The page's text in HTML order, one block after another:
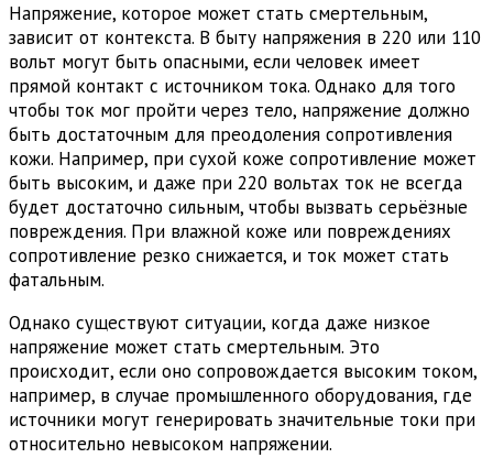
Напряжение, которое может стать смертельным,
зависит от контекста. В быту напряжения в 220 или 110
вольт могут быть опасными, если человек имеет
прямой контакт с источником тока. Однако для того
чтобы ток мог пройти через тело, напряжение должно
быть достаточным для преодоления сопротивления
кожи. Например, при сухой коже сопротивление может
быть высоким, и даже при 220 вольтах ток не всегда
будет достаточно сильным, чтобы вызвать серьёзные
повреждения. При влажной коже или повреждениях
сопротивление резко снижается, и ток может стать
фатальным.
Однако существуют ситуации, когда даже низкое
напряжение может стать смертельным. Это
происходит, если оно сопровождается высоким током,
например, в случае промышленного оборудования, где
источники могут генерировать значительные токи при
относительно невысоком напряжении.